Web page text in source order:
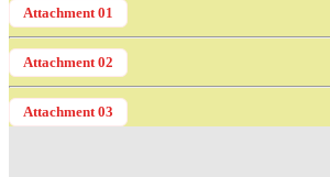
Attachment 01
Attachment 02
Attachment 03